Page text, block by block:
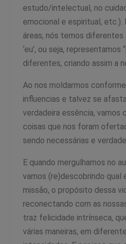
estudo/intelectual, no
emocional e espiritual, etc.).
áreas, nós temos
‘eu’, ou seja, representamos
diferentes, criando assim a
Ao nos moldarmos
influencias e talvez se
verdadeira essência, vamos
coisas que nos foram
sendo necessárias e
E quando mergulhamos no
vamos (re)descobrindo qual
missão, o propósito dessa
reconectando com as
traz felicidade intrínseca,
várias maneiras, em